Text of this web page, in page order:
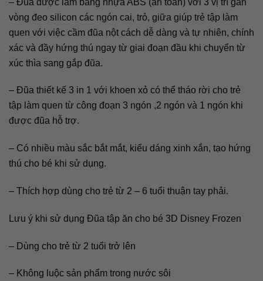
vòng đeo silicon các ngón cai, trỏ, giữa giúp trẻ tập làm
quen với việc cầm đũa nột cách dễ dàng và tự nhiên, chính
xác và đầy hứng thú ngay từ giai đoạn đầu khi chuyển từ
xúc thìa sang gắp đũa.
– Đũa thiết kế 3 in 1 với khoen xỏ có thể tháo rời cho trẻ
tập làm quen từ công đoạn 3 ngón ,2 ngón và 1 ngón khi
được đũa hỗ trợ.
– Có nhiều màu sắc bắt mắt, kiểu dáng xinh xắn, tạo hứng
thú cho bé khi sử dụng.
– Thích hợp dùng cho trẻ từ 2 – 6 tuổi thuận tay phải.
Lưu ý khi sử dụng Đũa tập ăn cho bé 3D Disney Frozen
– Dùng cho trẻ từ 2 tuổi trở lên
– Không luộc sản phẩm trong nước sôi